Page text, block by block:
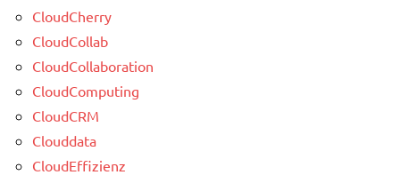
CloudCherry
CloudCollab
CloudCollaboration
CloudComputing
CloudCRM
Clouddata
CloudEffizienz